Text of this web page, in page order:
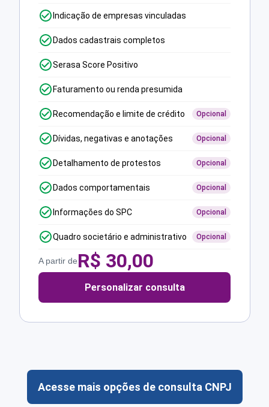
Indicação de empresas vinculadas
Dados cadastrais completos
Serasa Score Positivo
Faturamento ou renda presumida
Recomendação e limite de crédito Opcional
Dívidas, negativas e anotações Opcional
Detalhamento de protestos Opcional
Dados comportamentais Opcional
Informações do SPC Opcional
Quadro societário e administrativo Opcional
A partir deR$ 30,00
Personalizar consulta
Acesse mais opções de consulta CNPJ